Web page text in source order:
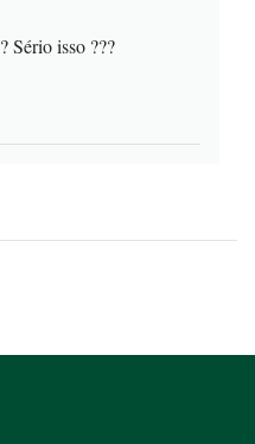
Sério isso ???